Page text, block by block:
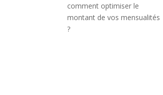
comment optimiser le
montant de vos mensualités
?